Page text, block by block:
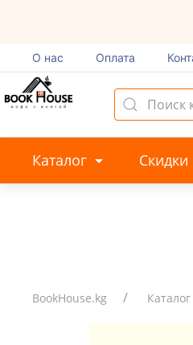
О нас Оплата
Каталог
BookHouse.kg Каталог